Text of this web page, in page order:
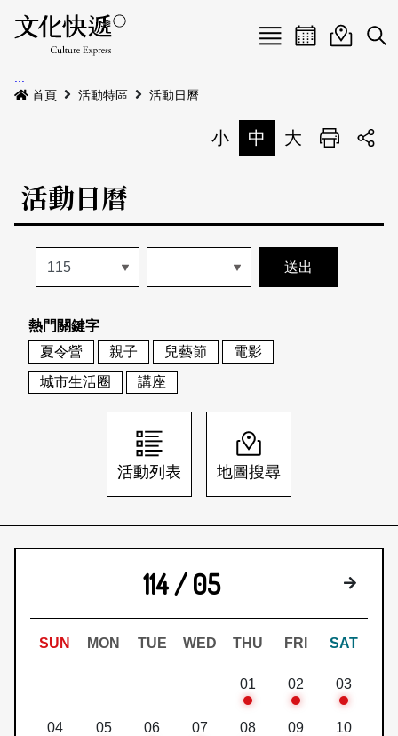
Menu
最新公告
本期專題
歷史專題
活動特區
活動列表
地圖搜尋
關於我們
關於我們
刊物索取地點
會員基本資料
刊登活動
網站導覽 English
日本語 登入/註冊
活動日曆活動地圖
展
:::
首頁
活動特區 活動日曆
小 中 大 列印
活動日曆
熱門關鍵字
夏令營
親子 兒藝節
電影
城市生活圈
講座
活動列表 地圖搜尋
114 / 05 下個月
SUN MON TUE WED THU FRI SAT
01 02 03
04 05 06 07 08 09 10